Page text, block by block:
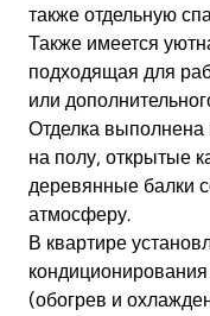
также отдельную
Также имеется
подходящая для
или
Отделка выполнена
на полу, открытые
деревянные балки
атмосферу.
В квартире
(обогрев и